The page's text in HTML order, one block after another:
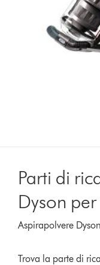
Parti di
Dyson
Aspirapolvere
Trova la parte di